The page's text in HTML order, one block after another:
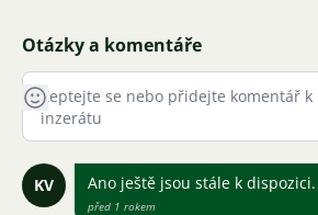
Otázky a komentáře
KV Ano ještě jsou stále k dispozici.
před 1 rokem